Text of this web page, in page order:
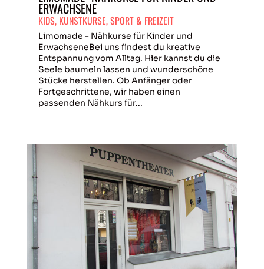
ERWACHSENE
KIDS, KUNSTKURSE,SPORT & FREIZEIT
Limomade - Nähkurse für Kinder und
ErwachseneBei uns findest du kreative
Entspannung vom Alltag. Hier kannst du die
Seele baumeln lassen und wunderschöne
Stücke herstellen. Ob Anfänger oder
Fortgeschrittene, wir haben einen
passenden Nähkurs für...